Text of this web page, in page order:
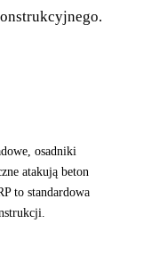
osadniki
atakują beton
to standardowa